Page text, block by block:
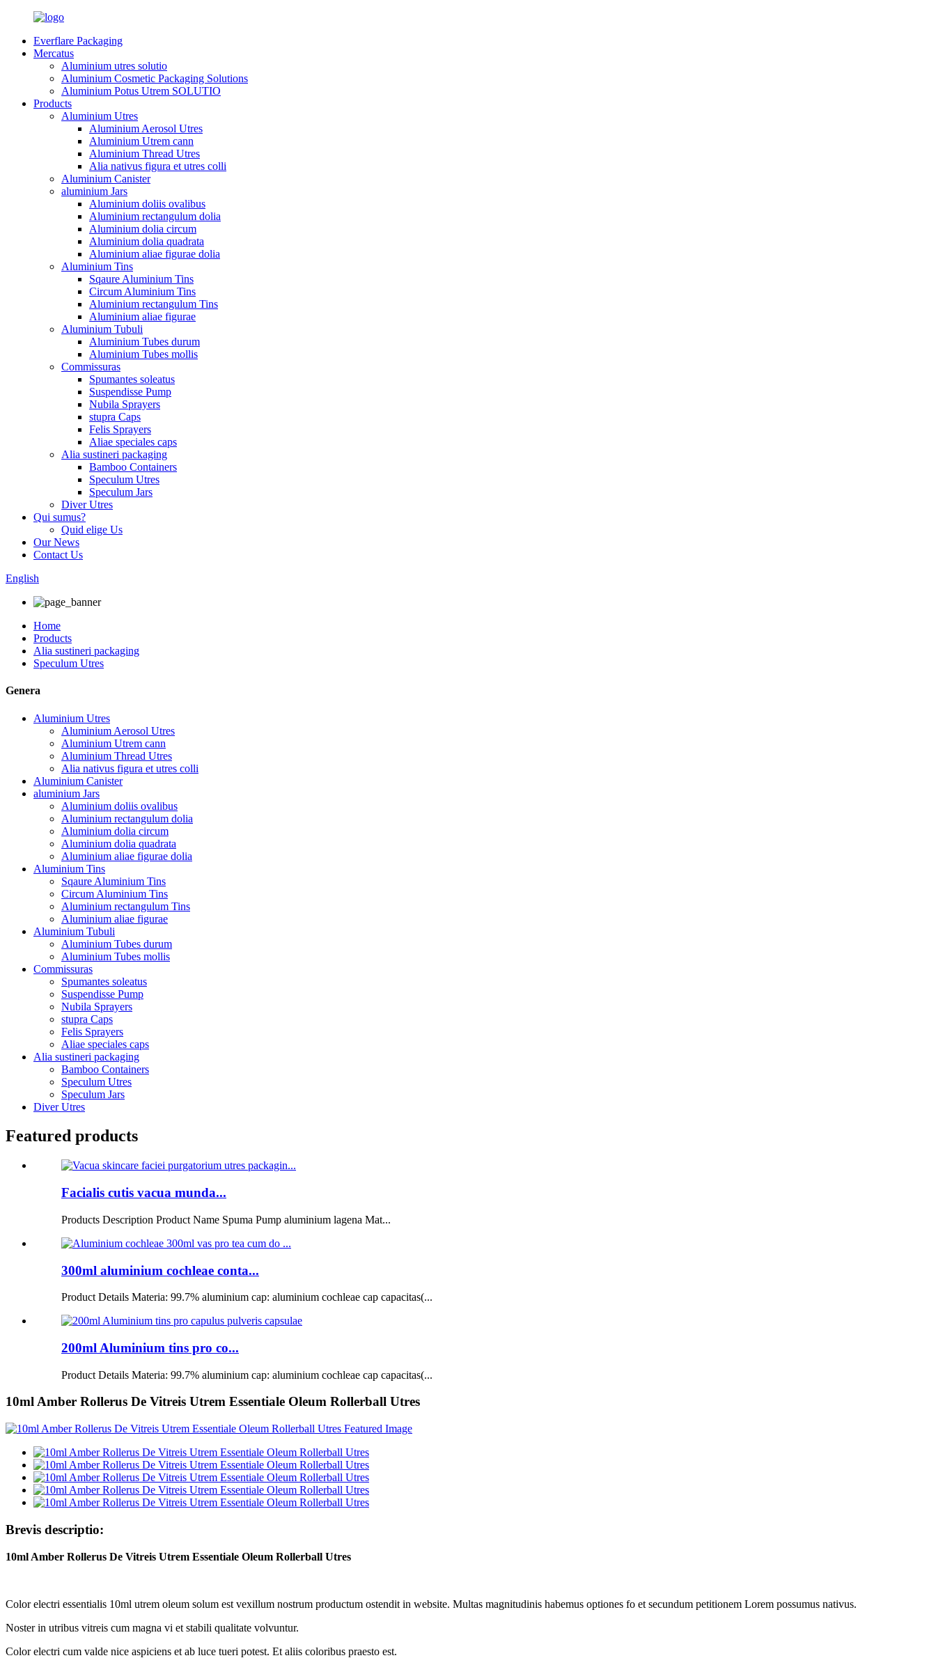
Everflare Packaging
Mercatus
Aluminium utres solutio
Aluminium Cosmetic Packaging Solutions
Aluminium Potus Utrem SOLUTIO
Products
Aluminium Utres
Aluminium Aerosol Utres
Aluminium Utrem cann
Aluminium Thread Utres
Alia nativus figura et utres colli
Aluminium Canister
aluminium Jars
Aluminium doliis ovalibus
Aluminium rectangulum dolia
Aluminium dolia circum
Aluminium dolia quadrata
Aluminium aliae figurae dolia
Aluminium Tins
Sqaure Aluminium Tins
Circum Aluminium Tins
Aluminium rectangulum Tins
Aluminium aliae figurae
Aluminium Tubuli
Aluminium Tubes durum
Aluminium Tubes mollis
Commissuras
Spumantes soleatus
Suspendisse Pump
Nubila Sprayers
stupra Caps
Felis Sprayers
Aliae speciales caps
Alia sustineri packaging
Bamboo Containers
Speculum Utres
Speculum Jars
Diver Utres
Qui sumus?
Quid elige Us
Our News
Contact Us
English
Home
Products
Alia sustineri packaging
Speculum Utres
Genera
Aluminium Utres
Aluminium Aerosol Utres
Aluminium Utrem cann
Aluminium Thread Utres
Alia nativus figura et utres colli
Aluminium Canister
aluminium Jars
Aluminium doliis ovalibus
Aluminium rectangulum dolia
Aluminium dolia circum
Aluminium dolia quadrata
Aluminium aliae figurae dolia
Aluminium Tins
Sqaure Aluminium Tins
Circum Aluminium Tins
Aluminium rectangulum Tins
Aluminium aliae figurae
Aluminium Tubuli
Aluminium Tubes durum
Aluminium Tubes mollis
Commissuras
Spumantes soleatus
Suspendisse Pump
Nubila Sprayers
stupra Caps
Felis Sprayers
Aliae speciales caps
Alia sustineri packaging
Bamboo Containers
Speculum Utres
Speculum Jars
Diver Utres
Featured products
Facialis cutis vacua munda...
Products Description Product Name Spuma Pump aluminium lagena Mat...
300ml aluminium cochleae conta...
Product Details Materia: 99.7% aluminium cap: aluminium cochleae cap capacitas(...
200ml Aluminium tins pro co...
Product Details Materia: 99.7% aluminium cap: aluminium cochleae cap capacitas(...
10ml Amber Rollerus De Vitreis Utrem Essentiale Oleum Rollerball Utres
Brevis descriptio:
10ml Amber Rollerus De Vitreis Utrem Essentiale Oleum Rollerball Utres
Color electri essentialis 10ml utrem oleum solum est vexillum nostrum productum ostendit in website. Multas magnitudinis habemus optiones fo et secundum petitionem Lorem possumus nativus.
Noster in utribus vitreis cum magna vi et stabili qualitate volvuntur.
Color electri cum valde nice aspiciens et ab luce tueri potest. Et aliis coloribus praesto est.